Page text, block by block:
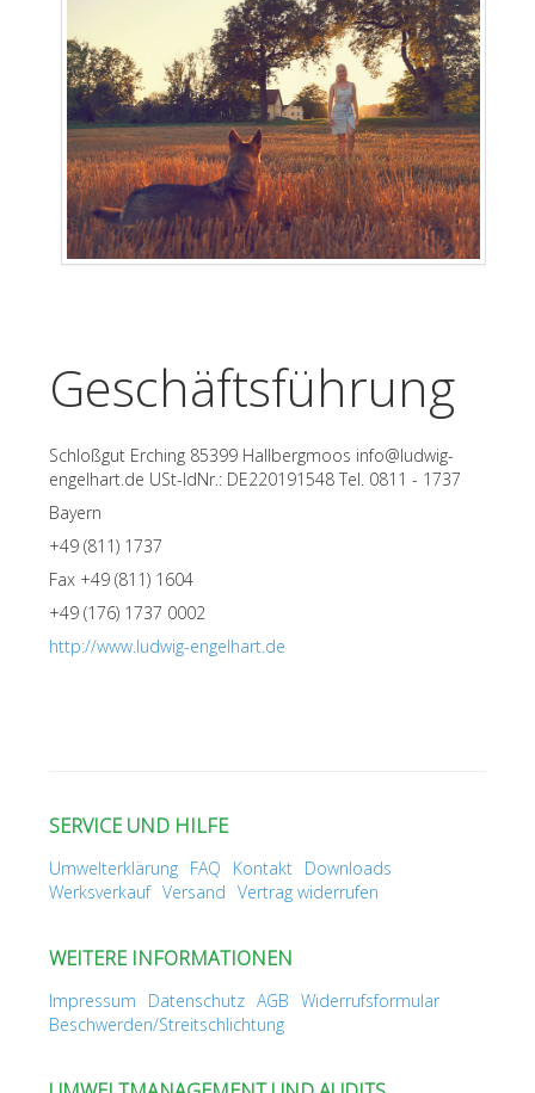
Geschäftsführung
Schloßgut Erching 85399 Hallbergmoos info@ludwig-
engelhart.de USt-IdNr.: DE220191548 Tel. 0811 - 1737
Bayern
+49 (811) 1737
Fax +49 (811) 1604
+49 (176) 1737 0002
http://www.ludwig-engelhart.de
SERVICE UND HILFE
Umwelterklärung FAQ Kontakt Downloads
Werksverkauf Versand Vertrag widerrufen
WEITERE INFORMATIONEN
Impressum Datenschutz AGB Widerrufsformular
Beschwerden/Streitschlichtung